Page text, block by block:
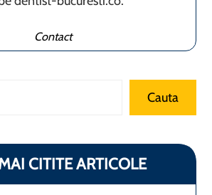
Contact
Cauta
CITITE ARTICOLE